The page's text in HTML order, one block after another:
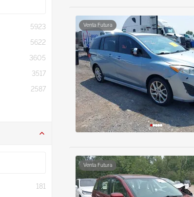
5923
5622
3605
3517
2587
181
Venta Futura
Venta Futura